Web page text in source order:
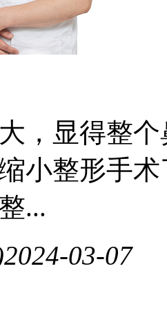
，显得整
小整形手
...
2024-03-07